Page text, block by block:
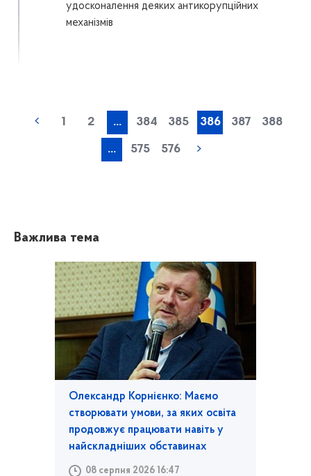
удосконалення деяких антикорупційних
механізмів
1 2 ... 384 385 386 387 388
... 575 576
Важлива тема
Олександр Корнієнко: Маємо
створювати умови, за яких освіта
продовжує працювати навіть у
найскладніших обставинах
08 серпня 2026 16:47